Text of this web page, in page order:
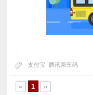
...
支付宝
腾讯乘车码
« 1 »